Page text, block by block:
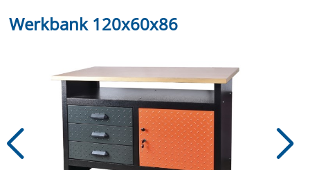
Werkbank 120x60x86